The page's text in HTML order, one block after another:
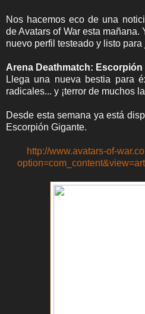
Nos hacemos eco de una
de Avatars of War esta
nuevo perfil testeado y listo
Arena Deathmatch: Escorpión
Llega una nueva bestia para
radicales... y ¡terror de muchos
Desde esta semana ya está
Escorpión Gigante.
http://www.avatars-of-